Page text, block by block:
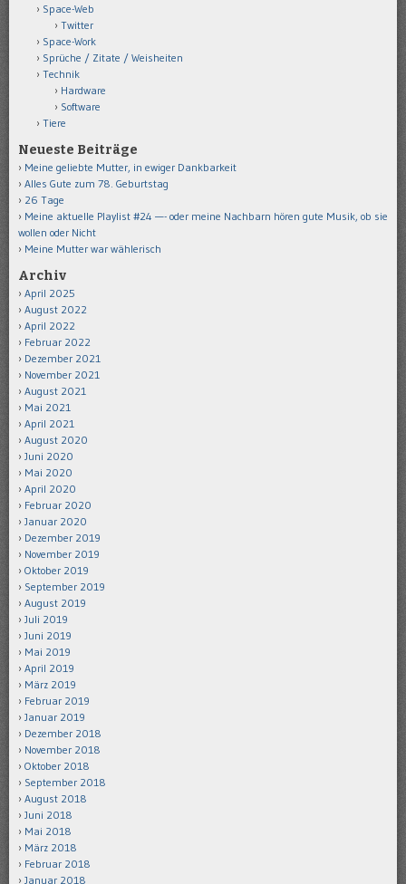
Space-Web
Twitter
Space-Work
Sprüche / Zitate / Weisheiten
Technik
Hardware
Software
Tiere
Neueste Beiträge
Meine geliebte Mutter, in ewiger Dankbarkeit
Alles Gute zum 78. Geburtstag
26 Tage
Meine aktuelle Playlist #24 —- oder meine Nachbarn hören gute Musik, ob sie
wollen oder Nicht
Meine Mutter war wählerisch
Archiv
April 2025
August 2022
April 2022
Februar 2022
Dezember 2021
November 2021
August 2021
Mai 2021
April 2021
August 2020
Juni 2020
Mai 2020
April 2020
Februar 2020
Januar 2020
Dezember 2019
November 2019
Oktober 2019
September 2019
August 2019
Juli 2019
Juni 2019
Mai 2019
April 2019
März 2019
Februar 2019
Januar 2019
Dezember 2018
November 2018
Oktober 2018
September 2018
August 2018
Juni 2018
Mai 2018
März 2018
Februar 2018
Januar 2018